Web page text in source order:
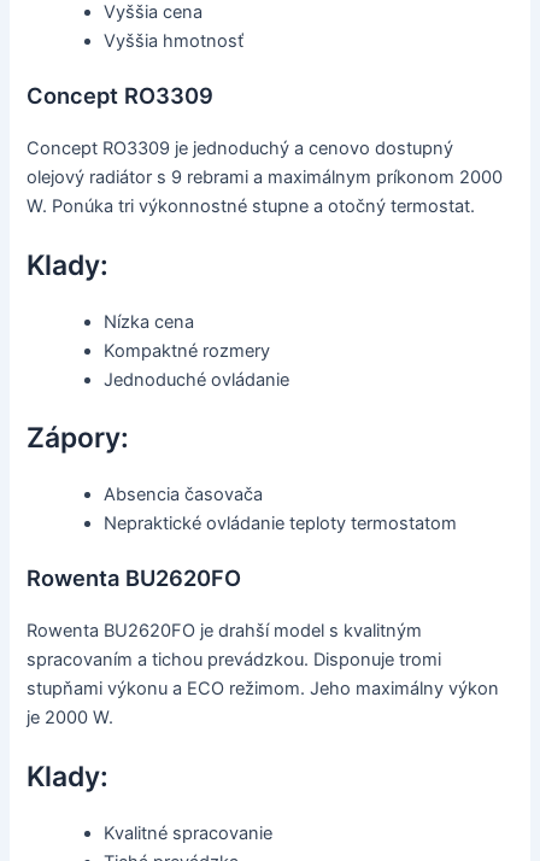
Vyššia cena
Vyššia hmotnosť
Concept RO3309
Concept RO3309 je jednoduchý a cenovo dostupný
olejový radiátor s 9 rebrami a maximálnym príkonom 2000
W. Ponúka tri výkonnostné stupne a otočný termostat.
Klady:
Nízka cena
Kompaktné rozmery
Jednoduché ovládanie
Zápory:
Absencia časovača
Nepraktické ovládanie teploty termostatom
Rowenta BU2620FO
Rowenta BU2620FO je drahší model s kvalitným
spracovaním a tichou prevádzkou. Disponuje tromi
stupňami výkonu a ECO režimom. Jeho maximálny výkon
je 2000 W.
Klady:
Kvalitné spracovanie